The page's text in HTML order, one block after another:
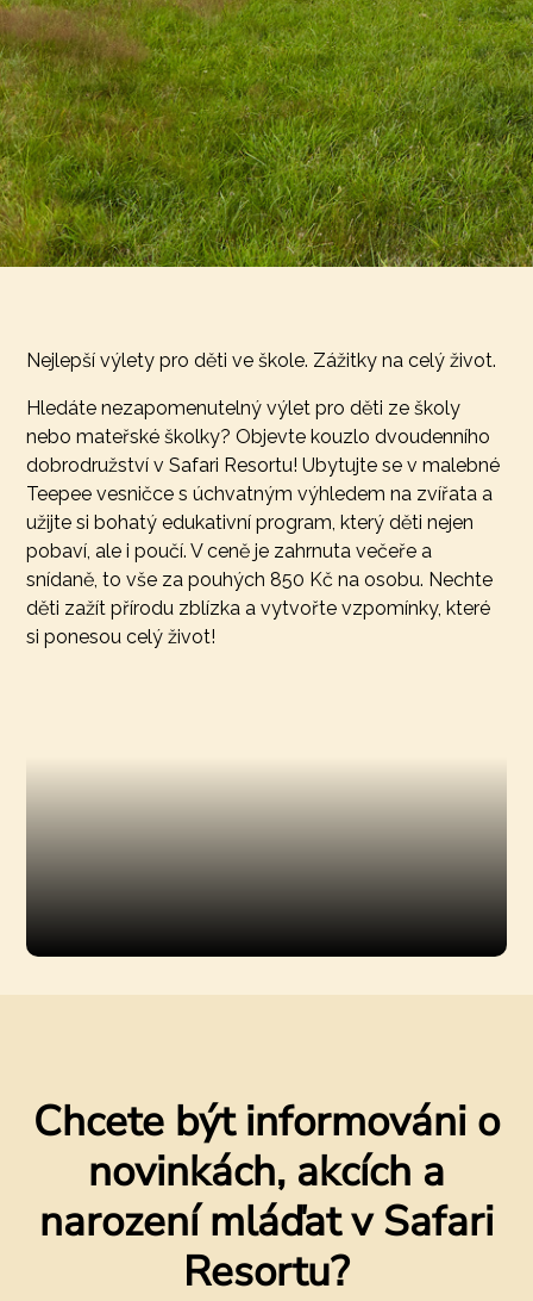
Nejlepší výlety pro děti ve škole. Zážitky na celý život.
Hledáte nezapomenutelný výlet pro děti ze školy
nebo mateřské školky? Objevte kouzlo dvoudenního
dobrodružství v Safari Resortu! Ubytujte se v malebné
Teepee vesničce s úchvatným výhledem na zvířata a
užijte si bohatý edukativní program, který děti nejen
pobaví, ale i poučí. V ceně je zahrnuta večeře a
snídaně, to vše za pouhých 850 Kč na osobu. Nechte
děti zažít přírodu zblízka a vytvořte vzpomínky, které
si ponesou celý život!
Chcete být informováni o
novinkách, akcích a
narození mláďat v Safari
Resortu?